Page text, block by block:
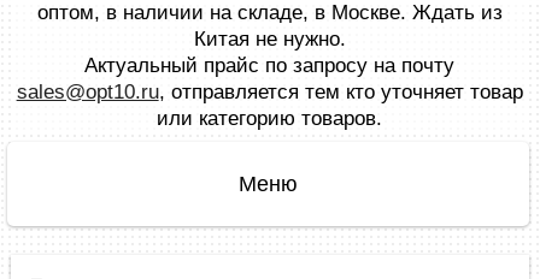
оптом, в наличии на складе, в Москве. Ждать из
Китая не нужно.
Актуальный прайс по запросу на почту
sales@opt10.ru, отправляется тем кто уточняет товар
или категорию товаров.